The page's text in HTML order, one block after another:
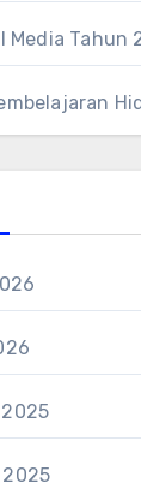
Media Tahun
2025
2025